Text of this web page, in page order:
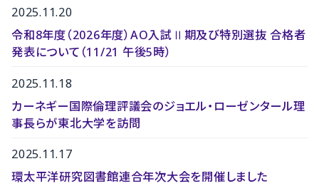
2025.11.20
令和8年度（2026年度）AO入試Ⅱ期及び特別選抜 合格者
発表について（11/21 午後5時）
2025.11.18
カーネギー国際倫理評議会のジョエル・ローゼンタール理
事長らが東北大学を訪問
2025.11.17
環太平洋研究図書館連合年次大会を開催しました